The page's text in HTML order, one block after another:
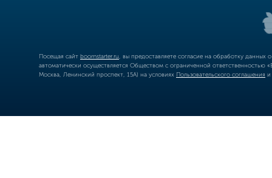
Посещая сайт boomstarter.ru , вы предоставляете согласие на обработку
автоматически осуществляется Обществом с ограниченной
Москва, Ленинский проспект, 15А) на условиях Пользовательского соглашения и